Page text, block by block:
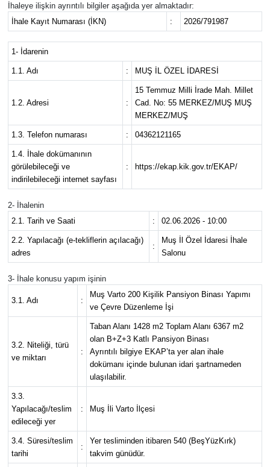
İhaleye ilişkin ayrıntılı bilgiler aşağıda yer almaktadır:
İhale Kayıt Numarası (İKN)
: 2026/791987
1- İdarenin
1.1. Adı : MUŞ İL ÖZEL İDARESİ
1.2. Adresi :
15 Temmuz Milli İrade Mah. Millet
Cad. No: 55 MERKEZ/MUŞ MUŞ
MERKEZ/MUŞ
1.3. Telefon numarası : 04362121165
1.4. İhale dokümanının
görülebileceği ve
indirilebileceği internet sayfası
: https://ekap.kik.gov.tr/EKAP/
2- İhalenin
2.1. Tarih ve Saati
: 02.06.2026 - 10:00
2.2. Yapılacağı (e-tekliflerin açılacağı)
adres
:
Muş İl Özel İdaresi İhale
Salonu
3- İhale konusu yapım işinin
3.1. Adı :
Muş Varto 200 Kişilik Pansiyon Binası Yapımı
ve Çevre Düzenleme İşi
3.2. Niteliği, türü
ve miktarı
:
Taban Alanı 1428 m2 Toplam Alanı 6367 m2
olan B+Z+3 Katlı Pansiyon Binası
Ayrıntılı bilgiye EKAP’ta yer alan ihale
dokümanı içinde bulunan idari şartnameden
ulaşılabilir.
3.3.
Yapılacağı/teslim
edileceği yer
: Muş İli Varto İlçesi
3.4. Süresi/teslim
tarihi
:
Yer tesliminden itibaren 540 (BeşYüzKırk)
takvim günüdür.
Siyaset
Teknoloji
Hasköy
Korkut
Bulanık
Malazgirt